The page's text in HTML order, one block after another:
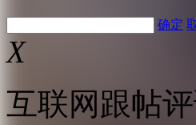
确定
X
互联网跟帖